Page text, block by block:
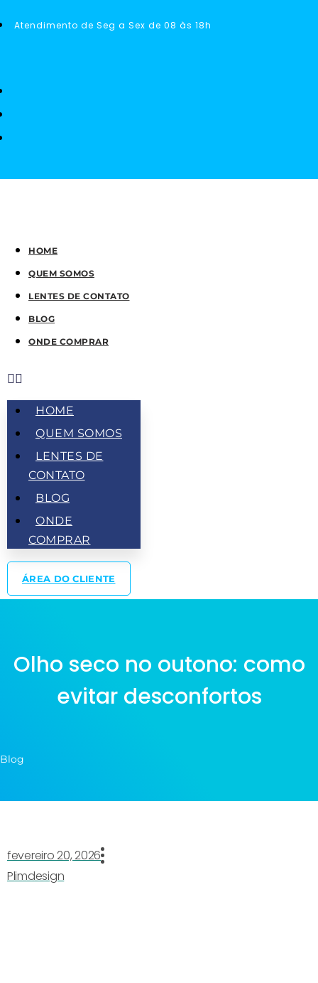
Atendimento de Seg a Sex de 08 às 18h
HOME
QUEM SOMOS
LENTES DE CONTATO
BLOG
ONDE COMPRAR
HOME
QUEM SOMOS
LENTES DE
CONTATO
BLOG
ONDE
COMPRAR
ÁREA DO CLIENTE
Olho seco no outono: como
evitar desconfortos
Blog
fevereiro 20, 2026
Plimdesign